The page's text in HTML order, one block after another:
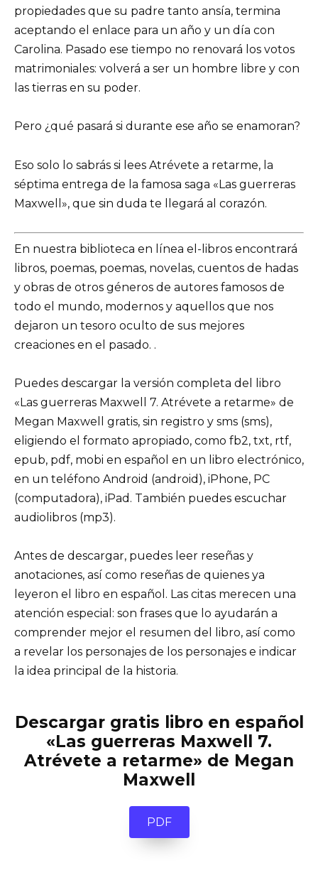
propiedades que su padre tanto ansía, termina
aceptando el enlace para un año y un día con
Carolina. Pasado ese tiempo no renovará los votos
matrimoniales: volverá a ser un hombre libre y con
las tierras en su poder.
Pero ¿qué pasará si durante ese año se enamoran?
Eso solo lo sabrás si lees Atrévete a retarme, la
séptima entrega de la famosa saga «Las guerreras
Maxwell», que sin duda te llegará al corazón.
En nuestra biblioteca en línea el-libros encontrará
libros, poemas, poemas, novelas, cuentos de hadas
y obras de otros géneros de autores famosos de
todo el mundo, modernos y aquellos que nos
dejaron un tesoro oculto de sus mejores
creaciones en el pasado. .
Puedes descargar la versión completa del libro
«Las guerreras Maxwell 7. Atrévete a retarme» de
Megan Maxwell gratis, sin registro y sms (sms),
eligiendo el formato apropiado, como fb2, txt, rtf,
epub, pdf, mobi en español en un libro electrónico,
en un teléfono Android (android), iPhone, PC
(computadora), iPad. También puedes escuchar
audiolibros (mp3).
Antes de descargar, puedes leer reseñas y
anotaciones, así como reseñas de quienes ya
leyeron el libro en español. Las citas merecen una
atención especial: son frases que lo ayudarán a
comprender mejor el resumen del libro, así como
a revelar los personajes de los personajes e indicar
la idea principal de la historia.
Descargar gratis libro en español
«Las guerreras Maxwell 7.
Atrévete a retarme» de Megan
Maxwell
PDF